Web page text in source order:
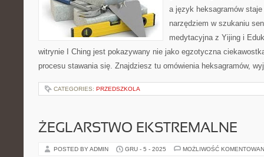
a język heksagramów
narzędziem w szukaniu
medytacyjna z Yijing i
witrynie I Ching jest pokazywany nie jako egzotyczna
procesu stawania się. Znajdziesz tu omówienia heksagramów,
CATEGORIES: PRZEDSZKOLA
ŻEGLARSTWO EKSTREMALNE
POSTED BY ADMIN GRU - 5 - 2025 MOŻLIWOŚĆ